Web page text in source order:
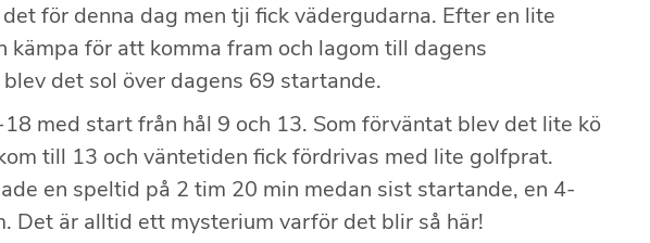
för denna dag men tji fick vädergudarna. Efter en lite
kämpa för att komma fram och lagom till dagens
det sol över dagens 69 startande.
med start från hål 9 och 13. Som förväntat blev det lite kö
till 13 och väntetiden fick fördrivas med lite golfprat.
en speltid på 2 tim 20 min medan sist startande, en 4-
Det är alltid ett mysterium varför det blir så här!